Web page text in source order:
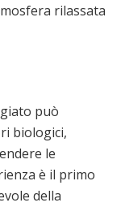
rilassata
può
biologici,
le
è il primo
della